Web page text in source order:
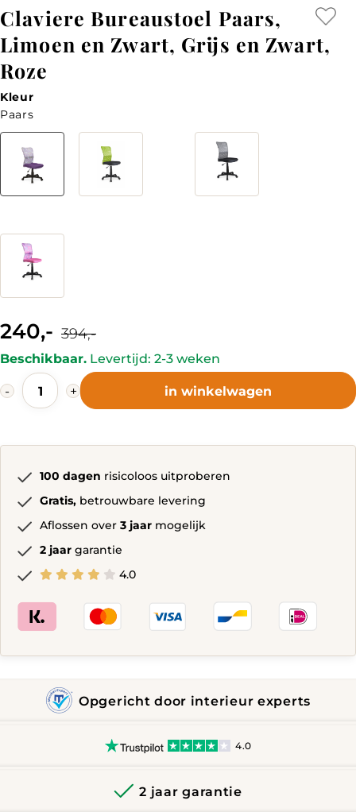
Claviere Bureaustoel Paars,
Limoen en Zwart, Grijs en Zwart,
Roze
Kleur
Paars
Kleur
240,- Current
price
is:
240,-.
394,-price
was:
394,-.
Beschikbaar. Levertijd: 2-3 weken
-
Claviere
Bureaustoel
Paars,
Grijs
en
Zwart,
quantity
+ in winkelwagen
100 dagen risicoloos uitproberen
Gratis, betrouwbare levering
Aflossen over 3 jaar mogelijk
2 jaar garantie
4.0
Opgericht door interieur experts
4.0
2 jaar garantie